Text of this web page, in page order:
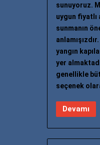
sunuyoruz.
uygun
sunmanın
yangın
yer
genellikle
seçenek
Devamı